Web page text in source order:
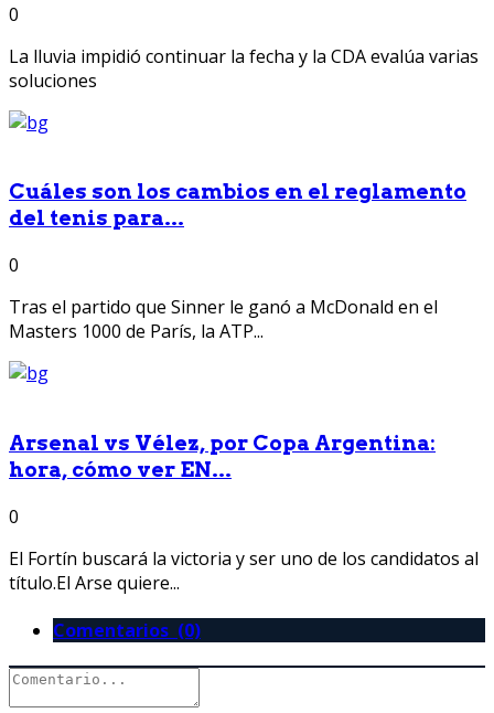
0
La lluvia impidió continuar la fecha y la CDA evalúa varias
soluciones
Cuáles son los cambios en el reglamento
del tenis para...
0
Tras el partido que Sinner le ganó a McDonald en el
Masters 1000 de París, la ATP...
Arsenal vs Vélez, por Copa Argentina:
hora, cómo ver EN...
0
El Fortín buscará la victoria y ser uno de los candidatos al
título.El Arse quiere...
Comentarios (0)